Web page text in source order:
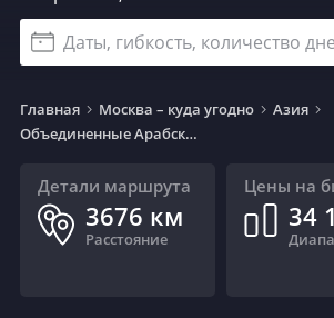
Даты, гибкость, количество
Главная Москва – куда угодно
Азия
Объединенные Арабские Эмираты
Детали маршрута
3676 км
Расстояние
Цены на
34